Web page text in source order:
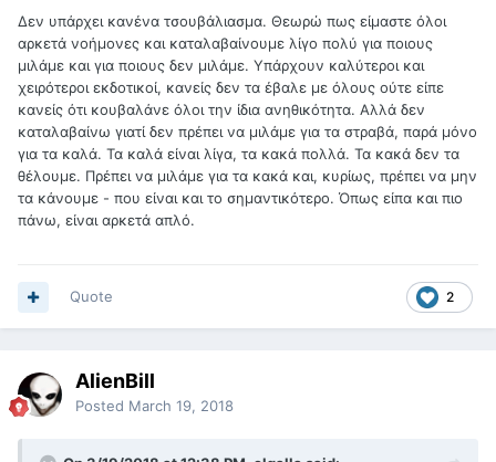
Δεν υπάρχει κανένα τσουβάλιασμα. Θεωρώ πως είμαστε όλοι
αρκετά νοήμονες και καταλαβαίνουμε λίγο πολύ για ποιους
μιλάμε και για ποιους δεν μιλάμε. Υπάρχουν καλύτεροι και
χειρότεροι εκδοτικοί, κανείς δεν τα έβαλε με όλους ούτε είπε
κανείς ότι κουβαλάνε όλοι την ίδια ανηθικότητα. Αλλά δεν
καταλαβαίνω γιατί δεν πρέπει να μιλάμε για τα στραβά, παρά μόνο
για τα καλά. Τα καλά είναι λίγα, τα κακά πολλά. Τα κακά δεν τα
θέλουμε. Πρέπει να μιλάμε για τα κακά και, κυρίως, πρέπει να μην
τα κάνουμε - που είναι και το σημαντικότερο. Όπως είπα και πιο
πάνω, είναι αρκετά απλό.
2
Quote
AlienBill
Posted March 19, 2018